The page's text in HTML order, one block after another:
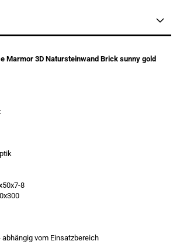
Marmor 3D Natursteinwand Brick sunny gold
8
vom Einsatzbereich